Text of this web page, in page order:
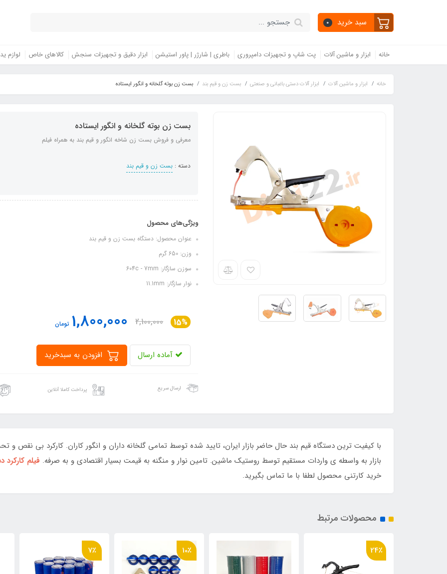
سبد خرید 0
خانه ابزار و ماشین آلات پت شاپ و تجهیزات دامپروری باطری | شارژر | پاور استیشن ابزار دقیق و تجهیزات سنجش کالاهای خاص لوازم
خانه ابزار و ماشین آلات ابزار آلات دستی باغبانی و صنعتی بست زن و قیم بند بست زن بوته گلخانه و انگور ایستاده
بست زن بوته گلخانه و انگور ایستاده
معرفی و فروش بست زن شاخه انگور و قیم بند به همراه فیلم
دسته : بست زن و قیم بند
ویژگی‌های محصول
عنوان محصول: دستگاه بست زن و قیم بند
وزن: 650 گرم
سوزن سازگار: 604c - 7mm
نوار سازگار: 11.1mm
15%
2,100,000
1,800,000 تومان
آماده ارسال
ارسال سریع پرداخت کاملا آنلاین
با کیفیت ترین دستگاه قیم بند حال حاضر بازار ایران، تایید شده توسط تمامی گلخانه داران و انگور کاران. کارکرد بی نقص و
بازار به واسطه ی واردات مستقیم توسط روستیک ماشین. تامین نوار و منگنه به قیمت بسیار اقتصادی و به صرفه. فیلم
خرید کارتنی محصول لطفا با ما تماس بگیرید.
محصولات مرتبط
7٪